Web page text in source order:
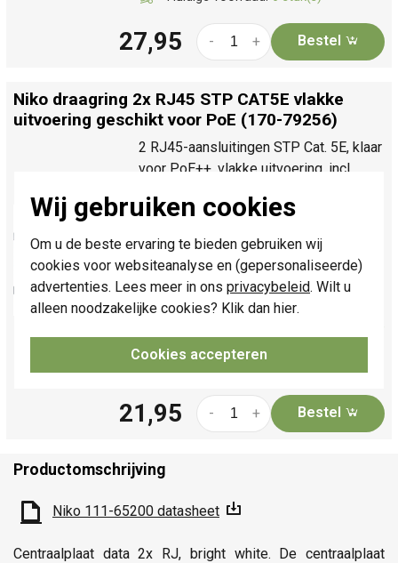
Wij gebruiken cookies
Om u de beste ervaring te bieden gebruiken wij
cookies voor websiteanalyse en (gepersonaliseerde)
advertenties. Lees meer in ons privacybeleid. Wilt u
alleen noodzakelijke cookies? Klik dan hier.
Cookies accepteren
27,95 +
- Bestel
Niko draagring 2x RJ45 STP CAT5E vlakke
uitvoering geschikt voor PoE (170-79256)
2 RJ45-aansluitingen STP Cat. 5E, klaar
voor PoE++, vlakke uitvoering, incl.
schroefbevestiging. Dient om
maken voor telefonie, Ethernet, IP, PoE
of internettoepassingen. Excl.
afdekking.Meer informatie »
21,95 +
- Bestel
Productomschrijving
Niko 111-65200 datasheet
Centraalplaat data 2x RJ, bright white. De centraalplaat